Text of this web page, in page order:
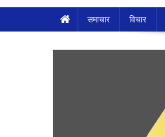
समाचार विचार